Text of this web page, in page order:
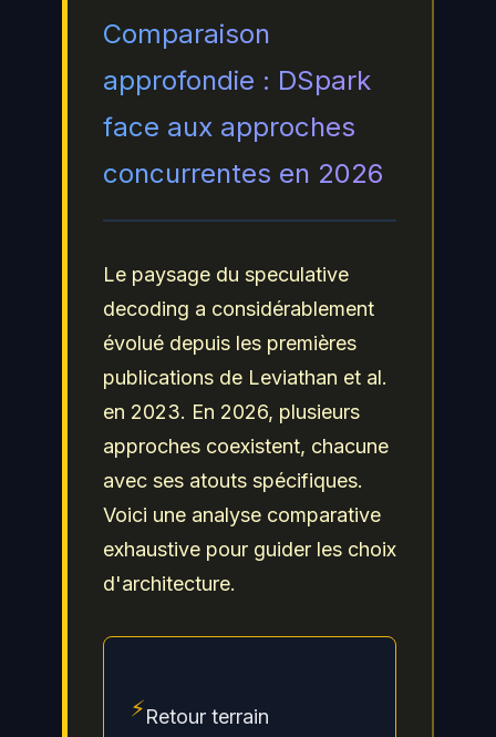
Comparaison
approfondie : DSpark
face aux approches
concurrentes en 2026
Le paysage du speculative
decoding a considérablement
évolué depuis les premières
publications de Leviathan et al.
en 2023. En 2026, plusieurs
approches coexistent, chacune
avec ses atouts spécifiques.
Voici une analyse comparative
exhaustive pour guider les choix
d'architecture.
⚡Retour terrain